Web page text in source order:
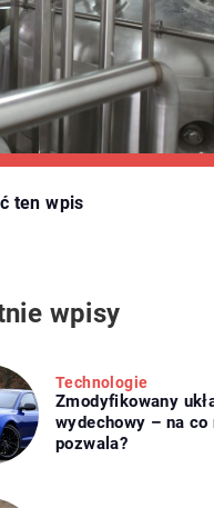
ten wpis
wpisy
Technologie
Zmodyfikowany
wydechowy – na co
pozwala?